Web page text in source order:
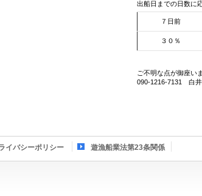
出船日までの日数に
７日前
３０％
ご不明な点が御座い
090-1216-7131 白
イバシーポリシー 遊漁船業法第23条関係